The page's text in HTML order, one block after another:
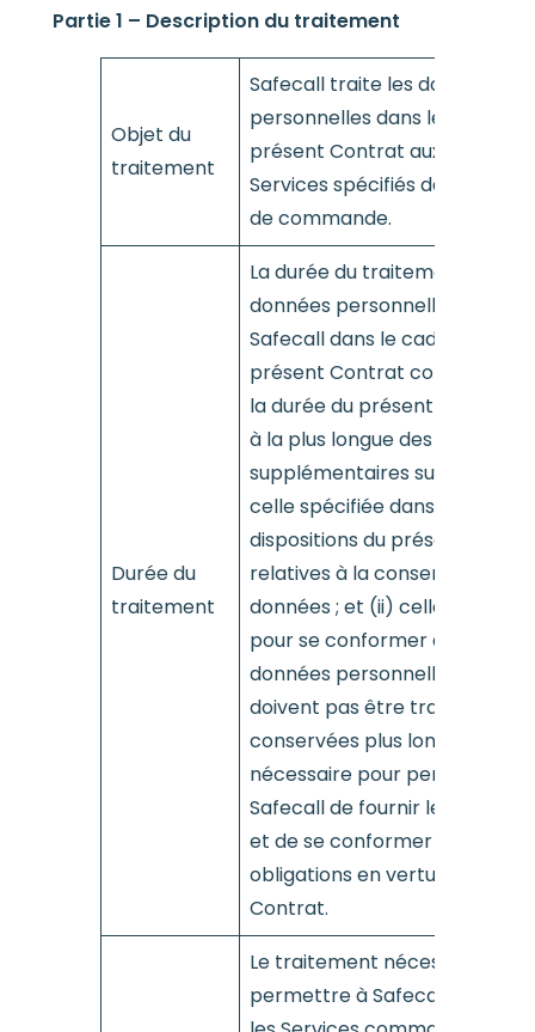
Partie 1 – Description du traitement
Objet du
traitement
Safecall traite les données
personnelles dans le cadre du
présent Contrat aux fins des
Services spécifiés dans le Bon
de commande.
Durée du
traitement
La durée du traitement des
données personnelles par
Safecall dans le cadre du
présent Contrat correspond
la durée du présent Contrat
à la plus longue des périodes
supplémentaires suivantes :
celle spécifiée dans les
dispositions du présent
relatives à la conservation des
données ; et (ii) celle requise
pour se conformer à la loi. Les
données personnelles ne
doivent pas être traitées ou
conservées plus longtemps
nécessaire pour permettre à
Safecall de fournir les Services
et de se conformer à ses
obligations en vertu du
Contrat.
Le traitement nécessaire pour
permettre à Safecall de